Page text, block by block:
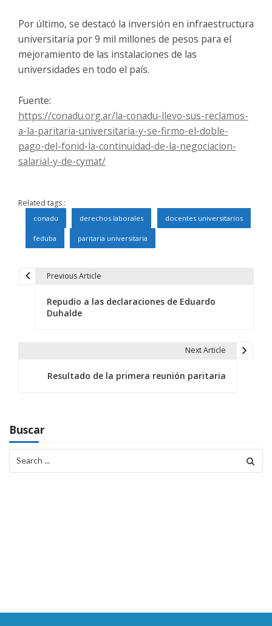
Por último, se destacó la inversión en infraestructura
universitaria por 9 mil millones de pesos para el
mejoramiento de las instalaciones de las
universidades en todo el país.
Fuente:
https://conadu.org.ar/la-conadu-llevo-sus-reclamos-
a-la-paritaria-universitaria-y-se-firmo-el-doble-
pago-del-fonid-la-continuidad-de-la-negociacion-
salarial-y-de-cymat/
Related tags :
conadu derechos laborales docentes universitarios
feduba paritaria universitaria
i
ó
r
Previous Article
Repudio a las declaraciones de Eduardo
Duhalde
Next Article
Resultado de la primera reunión paritaria
Buscar
for: